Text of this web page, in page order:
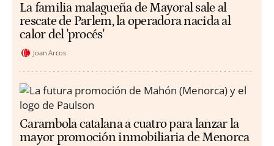
La familia malagueña de Mayoral sale al
rescate de Parlem, la operadora nacida al
calor del 'procés'
Joan Arcos
Carambola catalana a cuatro para lanzar la
mayor promoción inmobiliaria de Menorca